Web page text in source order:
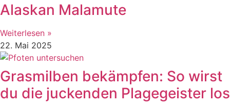
Alaskan Malamute
Weiterlesen »
22. Mai 2025
Grasmilben bekämpfen: So wirst
du die juckenden Plagegeister los